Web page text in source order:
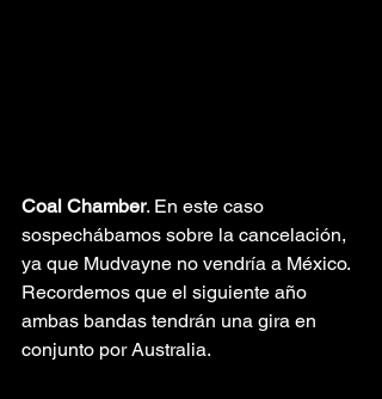
Coal Chamber. En este caso
sospechábamos sobre la cancelación,
ya que Mudvayne no vendría a México.
Recordemos que el siguiente año
ambas bandas tendrán una gira en
conjunto por Australia.